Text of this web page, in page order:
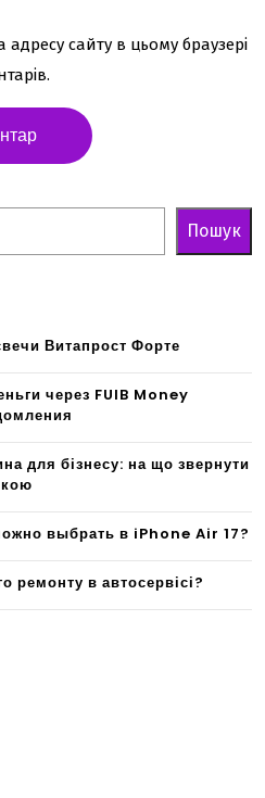
адресу сайту в цьому браузері
Пошук
Витапрост Форте
через FUIB Money
для бізнесу: на що звернути
выбрать в iPhone Air 17?
ремонту в автосервісі?